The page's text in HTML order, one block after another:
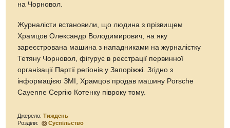
на Чорновол.
Журналісти встановили, що людина з прізвищем
Храмцов Олександр Володимирович, на яку
зареєстрована машина з нападниками на журналістку
Тетяну Чорновол, фігурує в реєстрації первинної
організації Партії регіонів у Запоріжжі. Згідно з
інформацією ЗМІ, Храмцов продав машину Porsche
Cayenne Сергію Котенку півроку тому.
Джерело:Тиждень
Розділи:
Суспільство